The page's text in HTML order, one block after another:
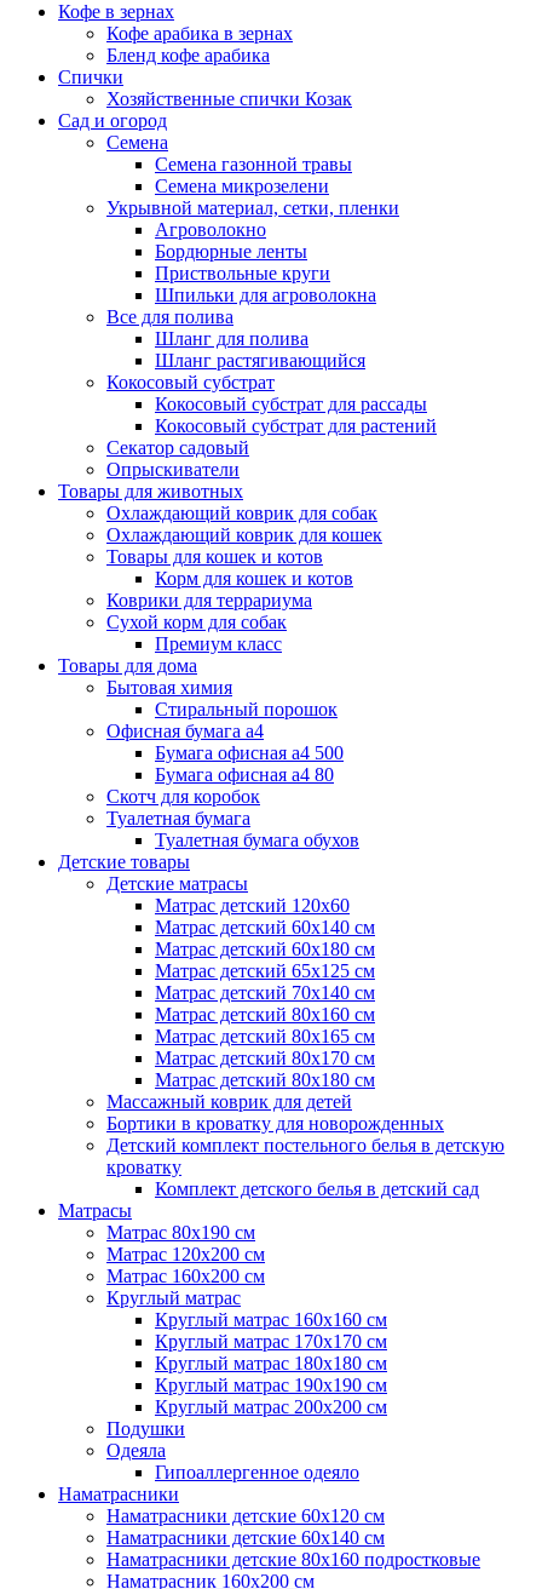
Кофе в зернах
Кофе арабика в зернах
Бленд кофе арабика
Спички
Хозяйственные спички Козак
Сад и огород
Семена
Семена газонной травы
Семена микрозелени
Укрывной материал, сетки, пленки
Агроволокно
Бордюрные ленты
Приствольные круги
Шпильки для агроволокна
Все для полива
Шланг для полива
Шланг растягивающийся
Кокосовый субстрат
Кокосовый субстрат для рассады
Кокосовый субстрат для растений
Секатор садовый
Опрыскиватели
Товары для животных
Охлаждающий коврик для собак
Охлаждающий коврик для кошек
Товары для кошек и котов
Корм для кошек и котов
Коврики для террариума
Сухой корм для собак
Премиум класс
Товары для дома
Бытовая химия
Стиральный порошок
Офисная бумага а4
Бумага офисная а4 500
Бумага офисная а4 80
Скотч для коробок
Туалетная бумага
Туалетная бумага обухов
Детские товары
Детские матрасы
Матрас детский 120х60
Матрас детский 60х140 см
Матрас детский 60х180 см
Матрас детский 65х125 см
Матрас детский 70х140 см
Матрас детский 80х160 см
Матрас детский 80х165 см
Матрас детский 80х170 см
Матрас детский 80х180 см
Массажный коврик для детей
Бортики в кроватку для новорожденных
Детский комплект постельного белья в детскую
кроватку
Комплект детского белья в детский сад
Матрасы
Матрас 80х190 см
Матраc 120х200 см
Матрас 160х200 см
Круглый матрас
Круглый матрас 160х160 см
Круглый матрас 170х170 см
Круглый матрас 180х180 см
Круглый матрас 190х190 см
Круглый матрас 200х200 см
Подушки
Одеяла
Гипоаллергенное одеяло
Наматрасники
Наматрасники детские 60х120 см
Наматрасники детские 60х140 см
Наматрасники детские 80х160 подростковые
Наматрасник 160х200 см